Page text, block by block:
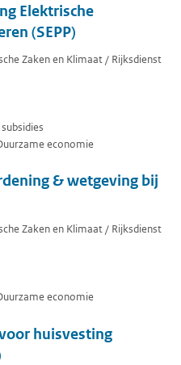
Elektrische
(SEPP)
Zaken en Klimaat / Rijksdienst
economie
& wetgeving bij
Zaken en Klimaat / Rijksdienst
economie
huisvesting